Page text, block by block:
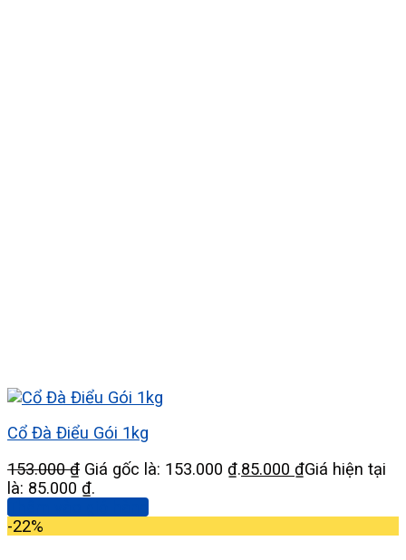
Cổ Đà Điểu Gói 1kg
153.000₫ Giá gốc là: 153.000 ₫.85.000 ₫Giá hiện tại
là: 85.000 ₫.
Thêm vào giỏ hàng
-22%